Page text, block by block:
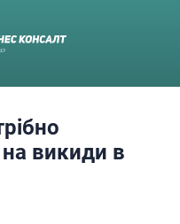
викиди в